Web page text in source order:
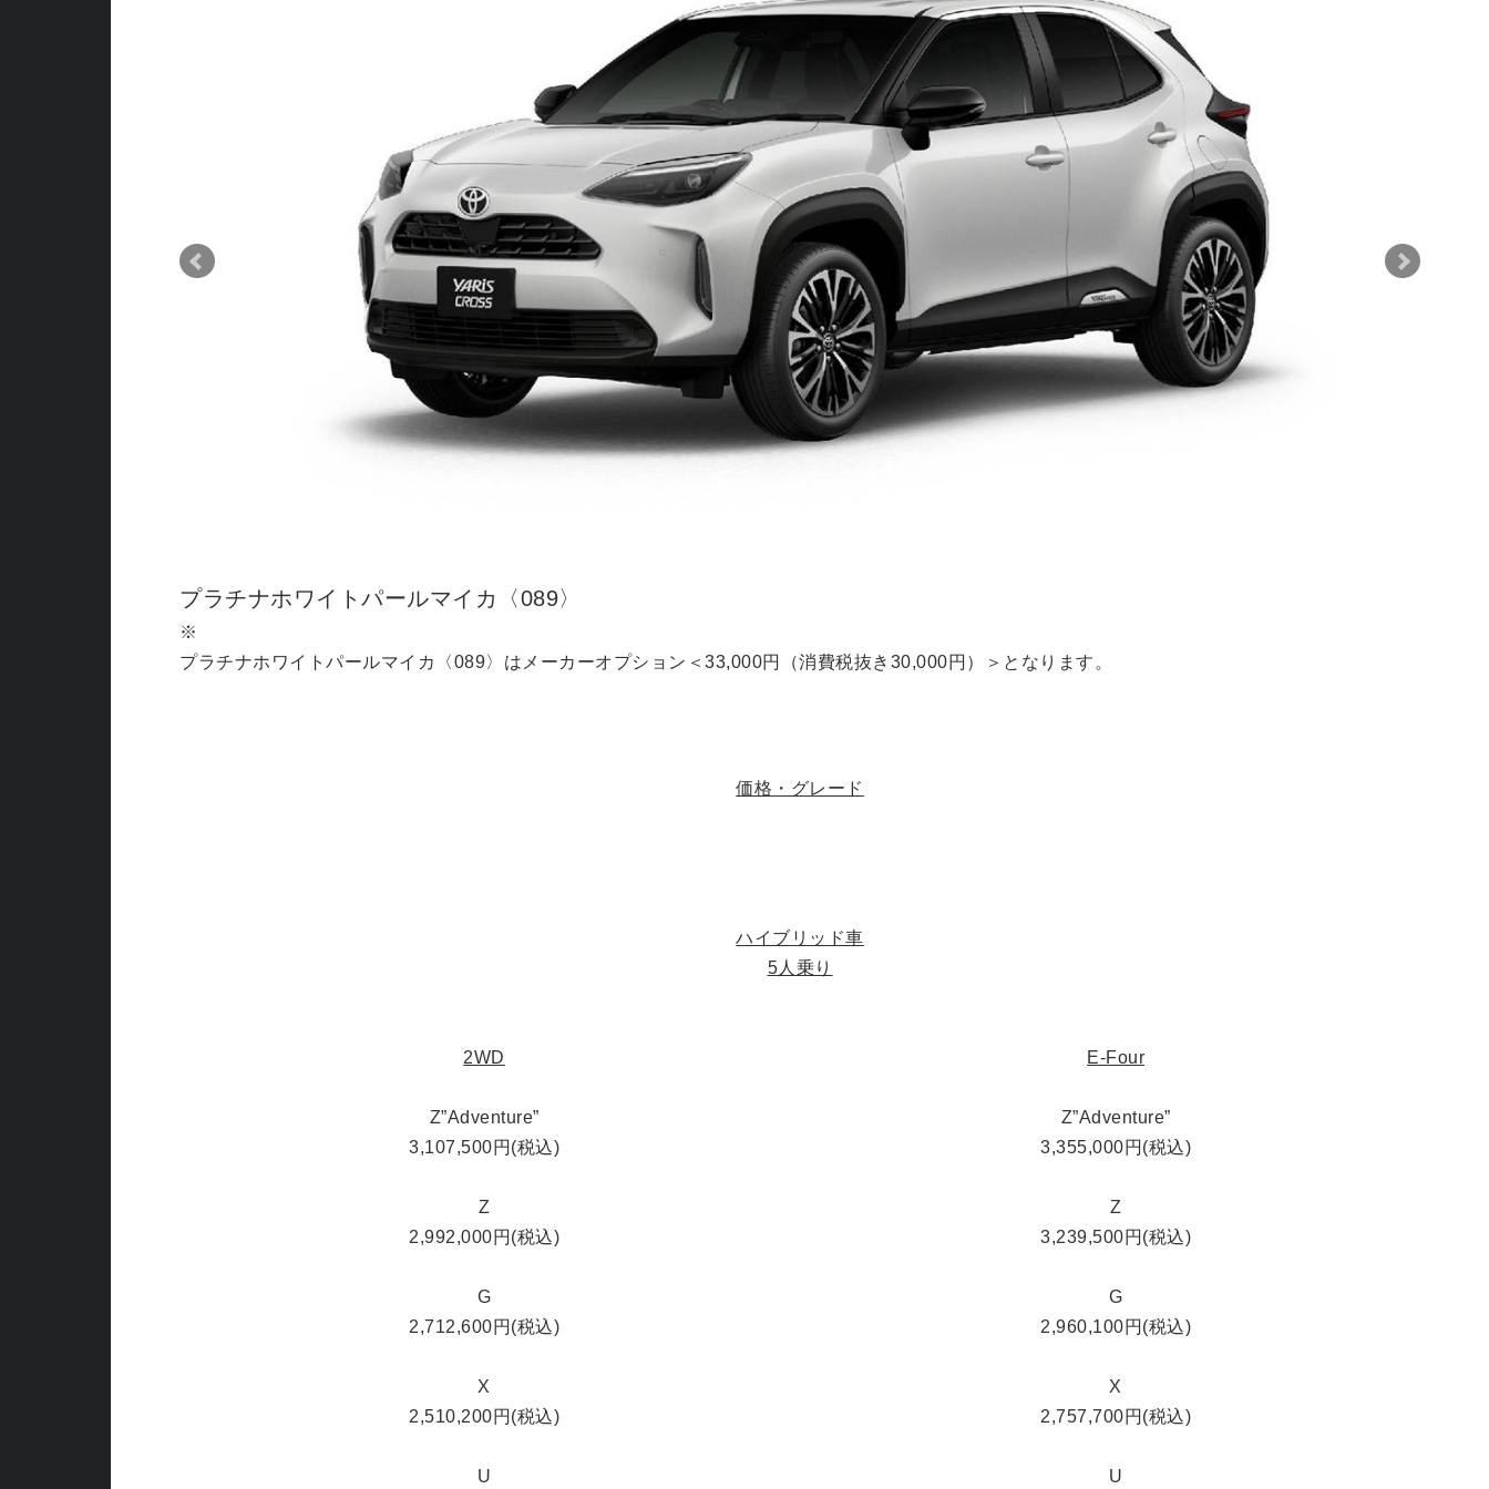
円）＞となります。
シルバーメタリック〈1L0〉
価格・グレード
ハイブリッド車
5人乗り
2WD
Z”Adventure”
3,107,500円(税込)
Z
2,992,000円(税込)
G
2,712,600円(税込)
X
2,510,200円(税込)
U
E-Four
Z”Adventure”
3,355,000円(税込)
Z
3,239,500円(税込)
G
2,960,100円(税込)
X
2,757,700円(税込)
U